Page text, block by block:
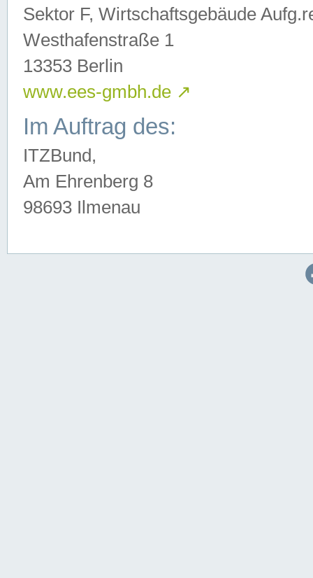
Sektor F, Wirtschaftsgebäude
Westhafenstraße 1
13353 Berlin
www.ees-gmbh.de ↗
Im Auftrag des:
ITZBund,
Am Ehrenberg 8
98693 Ilmenau